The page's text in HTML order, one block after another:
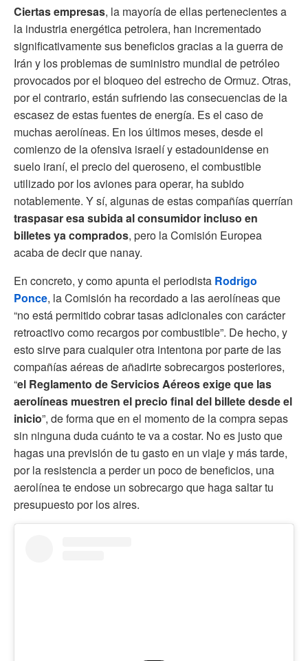
Ciertas empresas, la mayoría de ellas pertenecientes a
la industria energética petrolera, han incrementado
significativamente sus beneficios gracias a la guerra de
Irán y los problemas de suministro mundial de petróleo
provocados por el bloqueo del estrecho de Ormuz. Otras,
por el contrario, están sufriendo las consecuencias de la
escasez de estas fuentes de energía. Es el caso de
muchas aerolíneas. En los últimos meses, desde el
comienzo de la ofensiva israelí y estadounidense en
suelo iraní, el precio del queroseno, el combustible
utilizado por los aviones para operar, ha subido
notablemente. Y sí, algunas de estas compañías querrían
traspasar esa subida al consumidor incluso en
billetes ya comprados, pero la Comisión Europea
acaba de decir que nanay.
En concreto, y como apunta el periodista Rodrigo
Ponce, la Comisión ha recordado a las aerolíneas que
“no está permitido cobrar tasas adicionales con carácter
retroactivo como recargos por combustible”. De hecho, y
esto sirve para cualquier otra intentona por parte de las
compañías aéreas de añadirte sobrecargos posteriores,
“el Reglamento de Servicios Aéreos exige que las
aerolíneas muestren el precio final del billete desde el
inicio”, de forma que en el momento de la compra sepas
sin ninguna duda cuánto te va a costar. No es justo que
hagas una previsión de tu gasto en un viaje y más tarde,
por la resistencia a perder un poco de beneficios, una
aerolínea te endose un sobrecargo que haga saltar tu
presupuesto por los aires.